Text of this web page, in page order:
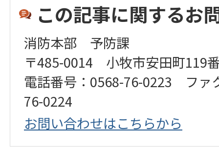
この記事に関するお
消防本部 予防課
〒485-0014 小牧市安田町119
電話番号：0568-76-0223 ファ
76-0224
お問い合わせはこちらから